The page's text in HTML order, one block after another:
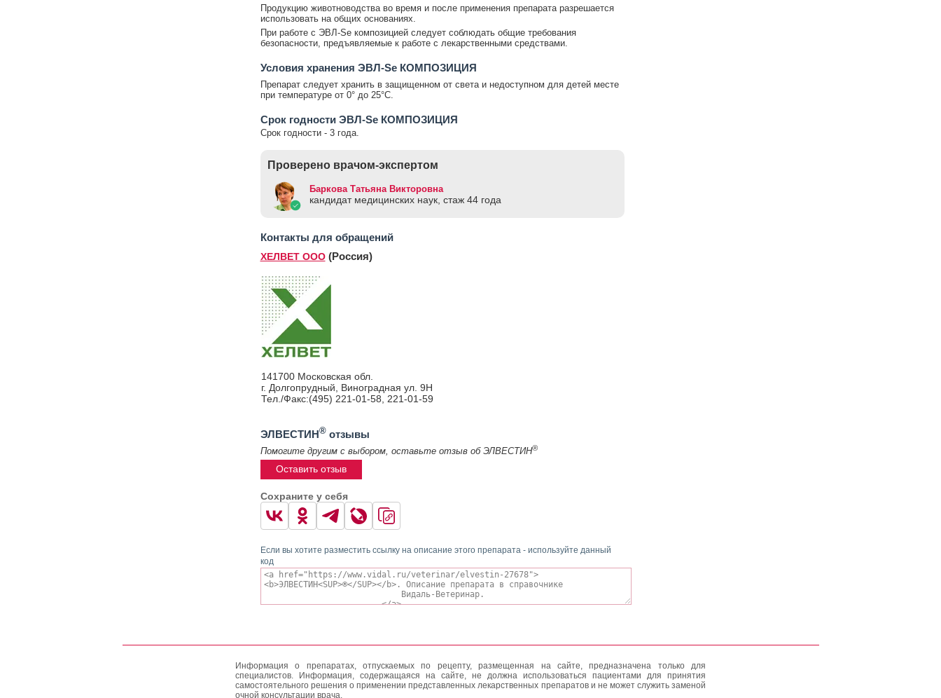
Продукцию животноводства во время и после применения препарата разрешается
использовать на общих основаниях.
При работе с ЭВЛ-Sе композицией следует соблюдать общие требования
безопасности, предъявляемые к работе с лекарственными средствами.
Условия хранения ЭВЛ-Se КОМПОЗИЦИЯ
Препарат следует хранить в защищенном от света и недоступном для детей месте
при температуре от 0° до 25°С.
Срок годности ЭВЛ-Se КОМПОЗИЦИЯ
Срок годности - 3 года.
Проверено врачом-экспертом
Баркова Татьяна Викторовна
кандидат медицинских наук, стаж 44 годa
Контакты для обращений
ХЕЛВЕТ ООО (Россия)
141700 Московская обл.
г. Долгопрудный, Виноградная ул. 9Н
Тел./Факс:(495) 221-01-58, 221-01-59
ЭЛВЕСТИН®отзывы
Помогите другим с выбором, оставьте отзыв об ЭЛВЕСТИН®
Оставить отзыв
Сохраните у себя
Если вы хотите разместить ссылку на описание этого препарата - используйте данный
код
Информация о препаратах, отпускаемых по рецепту, размещенная на сайте, предназначена только для
специалистов. Информация, содержащаяся на сайте, не должна использоваться пациентами для принятия
самостоятельного решения о применении представленных лекарственных препаратов и не может служить заменой
очной консультации врача.